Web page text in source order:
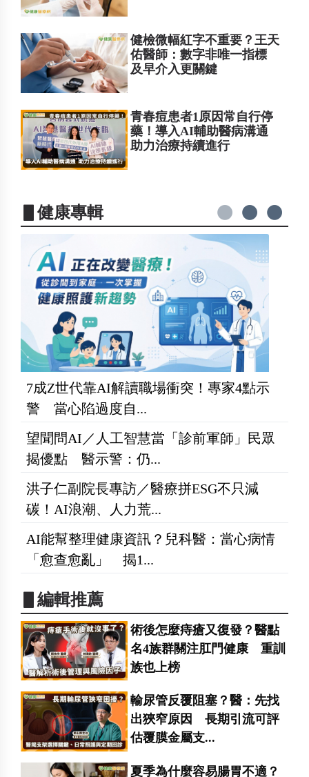
健檢微幅紅字不重要？王天
佑醫師：數字非唯一指標
及早介入更關鍵
青春痘患者1原因常自行停
藥！導入AI輔助醫病溝通
助力治療持續進行
▋健康專輯
7成Z世代靠AI解讀職場衝突！專家4點示
警 當心陷過度自...
望聞問AI／人工智慧當「診前軍師」民眾
揭優點 醫示警：仍...
洪子仁副院長專訪／醫療拼ESG不只減
碳！AI浪潮、人力荒...
AI能幫整理健康資訊？兒科醫：當心病情
「愈查愈亂」 揭1...
▋編輯推薦
術後怎麼痔瘡又復發？醫點
名4族群關注肛門健康 重訓
族也上榜
輸尿管反覆阻塞？醫：先找
出狹窄原因 長期引流可評
估覆膜金屬支...
夏季為什麼容易腸胃不適？